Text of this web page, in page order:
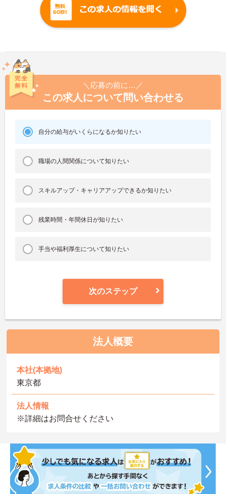
＼応募の前に…／
この求人について問い合わせる
自分の給与がいくらになるか知りたい
職場の人間関係について知りたい
スキルアップ・キャリアアップできるか知りたい
残業時間・年間休日が知りたい
手当や福利厚生について知りたい
次のステップ
法人概要
本社(本拠地)
東京都
法人情報
※詳細はお問合せください